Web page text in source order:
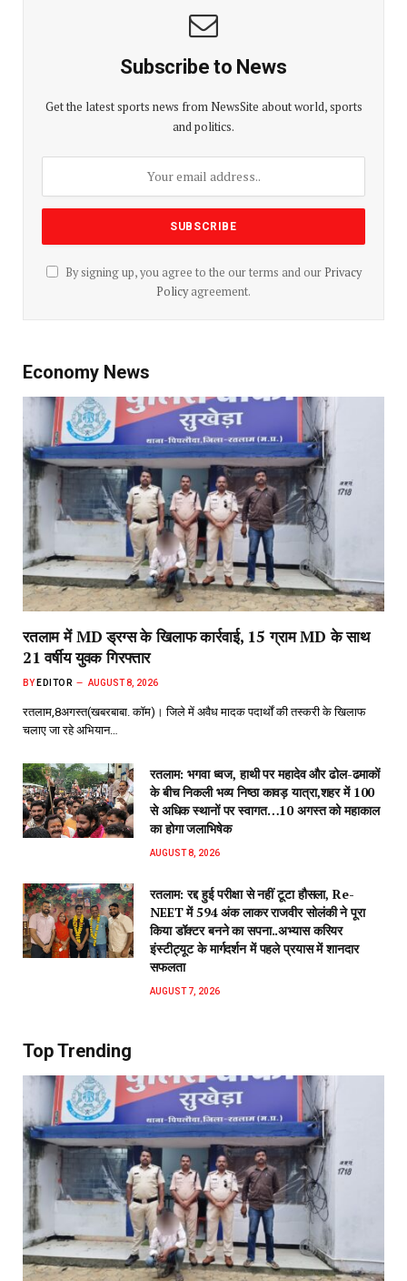
Subscribe to News
Get the latest sports news from NewsSite about world, sports
and politics.
By signing up, you agree to the our terms and our Privacy
Policyagreement.
Economy News
रतलाम में MD ड्रग्स के खिलाफ कार्रवाई, 15 ग्राम MD के साथ
21 वर्षीय युवक गिरफ्तार
BY EDITOR AUGUST 8, 2026
रतलाम,8अगस्त(खबरबाबा. कॉम)। जिले में अवैध मादक पदार्थों की तस्करी के खिलाफ
चलाए जा रहे अभियान…
रतलाम: भगवा ध्वज, हाथी पर महादेव और ढोल-ढमाकों
के बीच निकली भव्य निष्ठा कावड़ यात्रा,शहर में 100
से अधिक स्थानों पर स्वागत…10 अगस्त को महाकाल
का होगा जलाभिषेक
AUGUST 8, 2026
रतलाम: रद्द हुई परीक्षा से नहीं टूटा हौसला, Re-
NEET में 594 अंक लाकर राजवीर सोलंकी ने पूरा
किया डॉक्टर बनने का सपना..अभ्यास करियर
इंस्टीट्यूट के मार्गदर्शन में पहले प्रयास में शानदार
सफलता
AUGUST 7, 2026
Top Trending